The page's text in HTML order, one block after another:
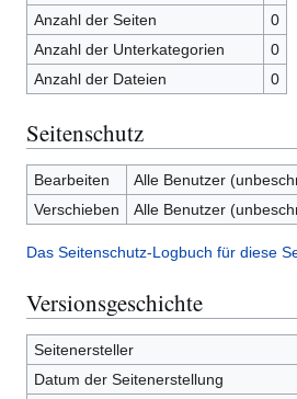
Anzahl der Seiten
0
Anzahl der Unterkategorien
0
Anzahl der Dateien
0
Seitenschutz
Bearbeiten
Alle Benutzer
Verschieben
Alle Benutzer
Das Seitenschutz-Logbuch für diese
Versionsgeschichte
Seitenersteller
Datum der Seitenerstellung